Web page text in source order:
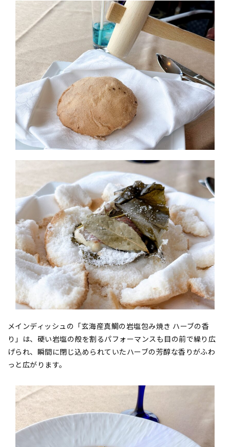
メインディッシュの「玄海産真鯛の岩塩包み焼き ハーブの香
り」は、硬い岩塩の殻を割るパフォーマンスも目の前で繰り広
げられ、瞬間に閉じ込められていたハーブの芳醇な香りがふわ
っと広がります。